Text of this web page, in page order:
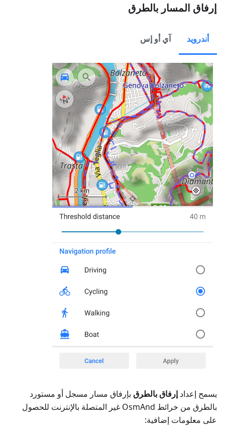
إرفاق المسار بالطرق
أندرويد آي أو إس
يسمح إعداد إرفاق بالطرق بإرفاق مسار مسجل أو مستورد
بالطرق من خرائط OsmAnd غير المتصلة بالإنترنت للحصول
على معلومات إضافية: